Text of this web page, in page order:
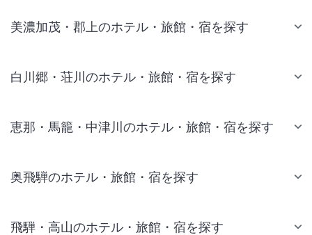
美濃加茂・郡上のホテル・旅館・宿を探す
白川郷・荘川のホテル・旅館・宿を探す
恵那・馬籠・中津川のホテル・旅館・宿を探す
奥飛騨のホテル・旅館・宿を探す
飛騨・高山のホテル・旅館・宿を探す